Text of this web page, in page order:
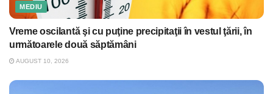
MEDIU
Vreme oscilantă şi cu puţine precipitaţii în vestul ţării, în
următoarele două săptămâni
AUGUST 10, 2026